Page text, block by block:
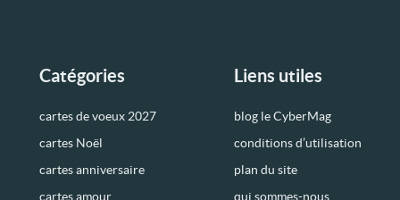
Catégories
cartes de voeux 2027
cartes Noël
cartes anniversaire
cartes amour
Liens utiles
blog le CyberMag
conditions d’utilisation
plan du site
qui sommes-nous